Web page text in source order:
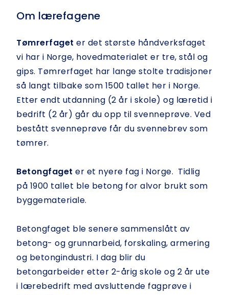
Om lærefagene
Tømrerfaget er det største håndverksfaget
vi har i Norge, hovedmaterialet er tre, stål og
gips. Tømrerfaget har lange stolte tradisjoner
så langt tilbake som 1500 tallet her i Norge.
Etter endt utdanning (2 år i skole) og læretid i
bedrift (2 år) går du opp til svenneprøve. Ved
bestått svenneprøve får du svennebrev som
tømrer.
Betongfaget er et nyere fag i Norge. Tidlig
på 1900 tallet ble betong for alvor brukt som
byggemateriale.
Betongfaget ble senere sammenslått av
betong- og grunnarbeid, forskaling, armering
og betongindustri. I dag blir du
betongarbeider etter 2-årig skole og 2 år ute
i lærebedrift med avsluttende fagprøve i